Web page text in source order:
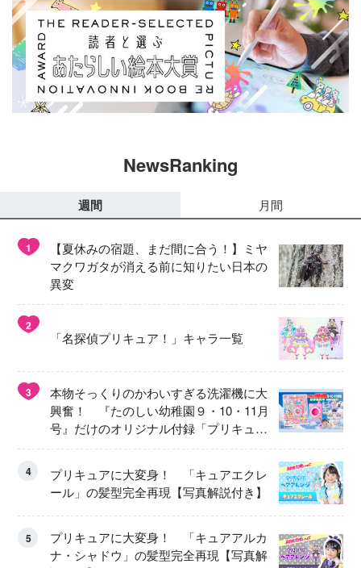
NewsRanking
週間 月間
1
【夏休みの宿題、まだ間に合う！】ミヤ
マクワガタが消える前に知りたい日本の
異変
2
「名探偵プリキュア！」キャラ一覧
3
本物そっくりのかわいすぎる洗濯機に大
興奮！ 『たのしい幼稚園９・10・11月
号』だけのオリジナル付録「プリキュ
ア くるくるせんたくき」
4
プリキュアに大変身！ 「キュアエクレ
ール」の髪型完全再現【写真解説付き】
5
プリキュアに大変身！ 「キュアアルカ
ナ・シャドウ」の髪型完全再現【写真解